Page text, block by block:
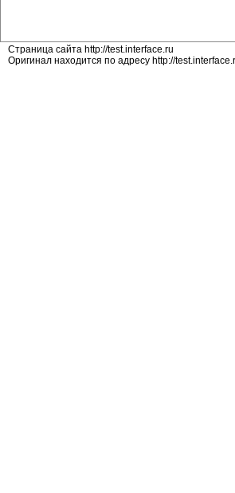
Страница сайта http://test.interface.ru
Оригинал находится по адресу http://